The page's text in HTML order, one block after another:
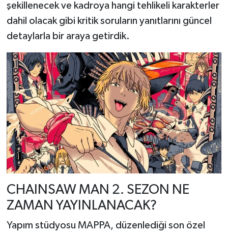
şekillenecek ve kadroya hangi tehlikeli karakterler
dahil olacak gibi kritik soruların yanıtlarını güncel
detaylarla bir araya getirdik.
CHAINSAW MAN 2. SEZON NE
ZAMAN YAYINLANACAK?
Yapım stüdyosu MAPPA, düzenlediği son özel